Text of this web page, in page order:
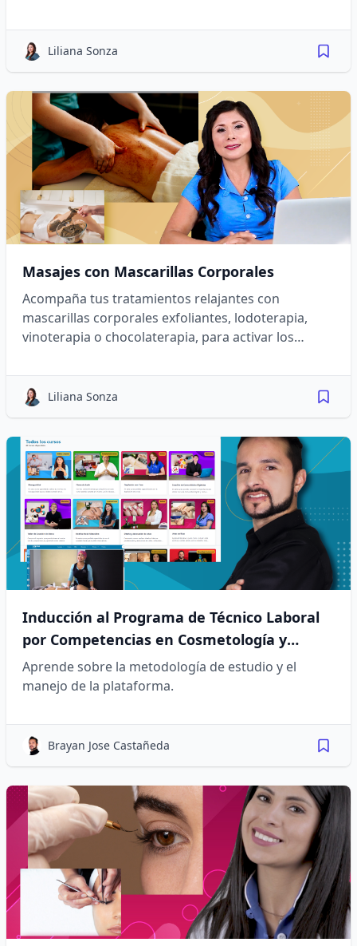
Liliana Sonza
Masajes con Mascarillas Corporales
Acompaña tus tratamientos relajantes con
mascarillas corporales exfoliantes, lodoterapia,
vinoterapia o chocolaterapia, para activar los
Liliana Sonza
Inducción al Programa de Técnico Laboral
por Competencias en Cosmetología y
Estética Integral
Aprende sobre la metodología de estudio y el
manejo de la plataforma.
Brayan Jose Castañeda